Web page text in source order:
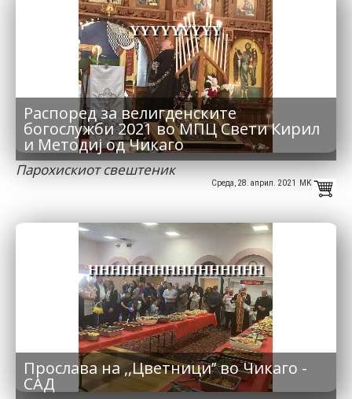
YYYYYYYYY
Распоред за велигденските
богослужби 2021 во МПЦ Свети Кирил
и Методиј од Чикаго
Парохискиот свештеник
Среда, 28. април. 2021 MK
HHHHHHHHHHHHHHHH
Прослава на ,,Цветници’’ во Чикаго -
САД